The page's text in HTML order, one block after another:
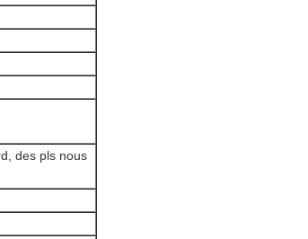
des pls nous